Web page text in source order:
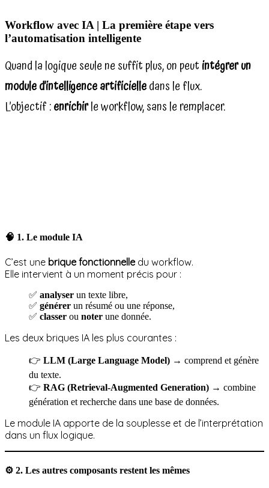
Workflow avec IA | La première étape vers
l’automatisation intelligente
Quand la logique seule ne suffit plus, on peutintégrer un
module d’intelligence artificielledans le flux.
L’objectif :enrichirle workflow, sans le remplacer.
🧠 1. Le module IA
C’est une brique fonctionnelledu workflow.
Elle intervient à un moment précis pour :
✅ analyser un texte libre,
✅ générer un résumé ou une réponse,
✅ classer ou noter une donnée.
Les deux briques IA les plus courantes :
👉 LLM (Large Language Model) → comprend et génère
du texte.
👉 RAG (Retrieval-Augmented Generation) → combine
génération et recherche dans une base de données.
Le module IA apporte de la souplesse et de l’interprétation
dans un flux logique.
⚙️ 2. Les autres composants restent les mêmes